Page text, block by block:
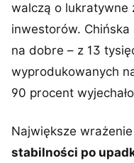
walczą o lukratywne
inwestorów. Chińska
na dobre – z 13
wyprodukowanych
90 procent
Największe
stabilności po